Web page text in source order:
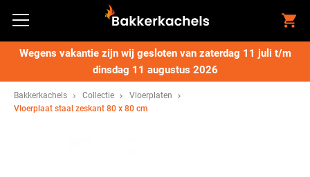
Wegens vakantie zijn wij gesloten van zaterdag 11 juli t/m
dinsdag 11 augustus 2026
Bakkerkachels Collectie
Vloerplaten
Vloerplaat staal zeskant 80 x 80 cm